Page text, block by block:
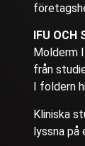
IFU OCH
Molderm
från
I foldern
Kliniska
lyssna på